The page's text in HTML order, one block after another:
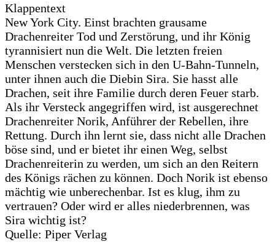
Klappentext
New York City. Einst brachten grausame
Drachenreiter Tod und Zerstörung, und ihr König
tyrannisiert nun die Welt. Die letzten freien
Menschen verstecken sich in den U-Bahn-Tunneln,
unter ihnen auch die Diebin Sira. Sie hasst alle
Drachen, seit ihre Familie durch deren Feuer starb.
Als ihr Versteck angegriffen wird, ist ausgerechnet
Drachenreiter Norik, Anführer der Rebellen, ihre
Rettung. Durch ihn lernt sie, dass nicht alle Drachen
böse sind, und er bietet ihr einen Weg, selbst
Drachenreiterin zu werden, um sich an den Reitern
des Königs rächen zu können. Doch Norik ist ebenso
mächtig wie unberechenbar. Ist es klug, ihm zu
vertrauen? Oder wird er alles niederbrennen, was
Sira wichtig ist?
Quelle: Piper Verlag